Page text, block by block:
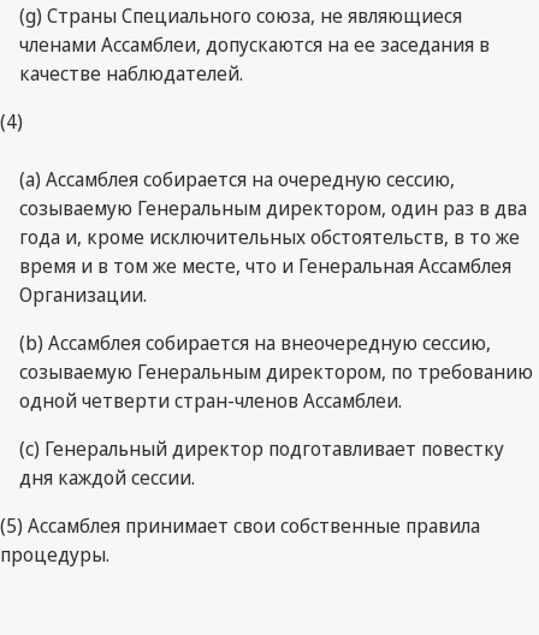
(g) Страны Специального союза, не являющиеся
членами Ассамблеи, допускаются на ее заседания в
качестве наблюдателей.
(4)
(a) Ассамблея собирается на очередную сессию,
созываемую Генеральным директором, один раз в два
года и, кроме исключительных обстоятельств, в то же
время и в том же месте, что и Генеральная Ассамблея
Организации.
(b) Ассамблея собирается на внеочередную сессию,
созываемую Генеральным директором, по требованию
одной четверти стран-членов Ассамблеи.
(c) Генеральный директор подготавливает повестку
дня каждой сессии.
(5) Ассамблея принимает свои собственные правила
процедуры.